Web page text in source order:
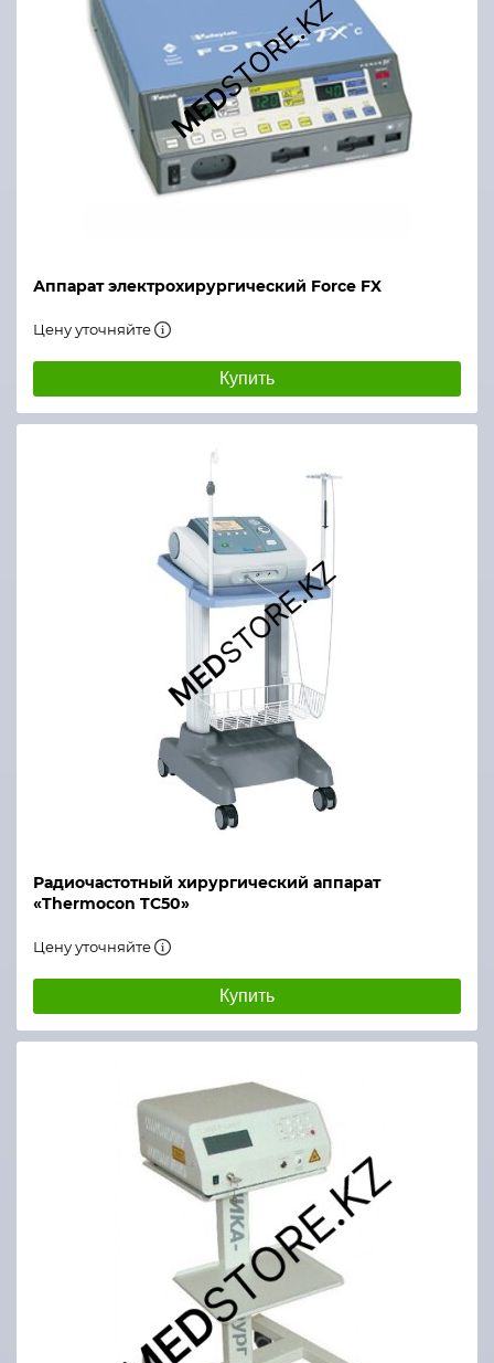
Аппарат электрохирургический Force FX
Цену уточняйте
Купить
Радиочастотный хирургический аппарат
«Thermocon TC­50»
Цену уточняйте
Купить